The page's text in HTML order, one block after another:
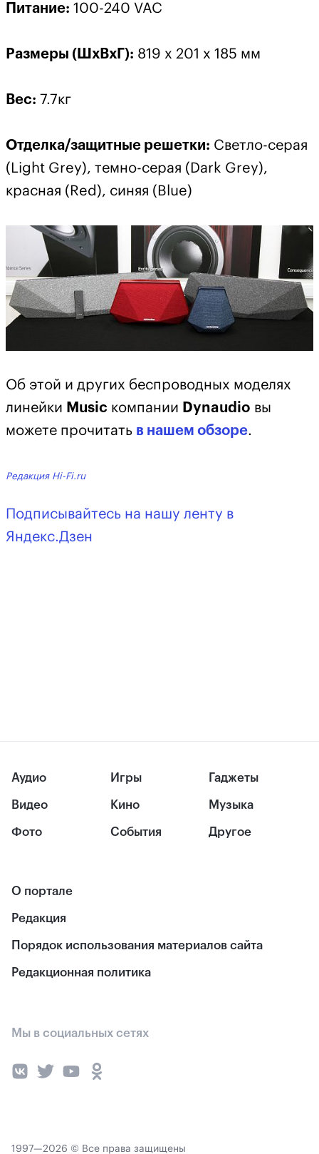
Питание: 100-240 VAC
Размеры (ШхВхГ): 819 x 201 x 185 мм
Вес: 7.7кг
Отделка/защитные решетки: Светло-серая
(Light Grey), темно-серая (Dark Grey),
красная (Red), синяя (Blue)
Об этой и других беспроводных моделях
линейки Music компании Dynaudio вы
можете прочитать в нашем обзоре.
Редакция Hi-Fi.ru
Подписывайтесь на нашу ленту в
Яндекс.Дзен
Аудио
Видео
Фото
Игры
Кино
События
Гаджеты
Музыка
Другое
О портале
Редакция
Порядок использования материалов сайта
Редакционная политика
Мы в социальных сетях
1997—2026 © Все права защищены